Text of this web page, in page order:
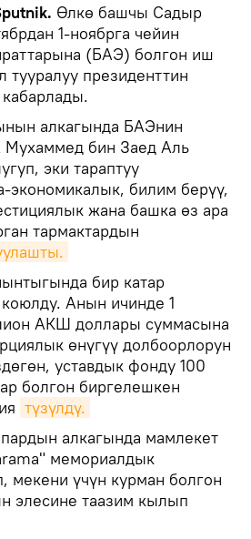
Өлкө башчы Садыр
1-ноябрга чейин
(БАЭ) болгон иш
тууралуу президенттин
алкагында БАЭнин
Мухаммед бин Заед Аль
эки тараптуу
экономикалык, билим берүү,
жана башка өз ара
тармактардын
бир катар
Анын ичинде 1
АКШ доллары суммасына
өнүгүү долбоорлорун
уставдык фонду 100
болгон биргелешкен
түзүлдү.
алкагында мамлекет
мемориалдык
мекени үчүн курман болгон
элесине таазим кылып